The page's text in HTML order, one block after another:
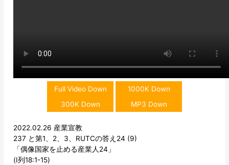
Full Video Down
1000K Down
300K Down
MP3 Down
2022.02.26 産業宣教
237 と第1、2、3、RUTCの答え24 (9)
「偶像国家を止める産業人24」
(Ⅰ列18:1-15)